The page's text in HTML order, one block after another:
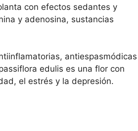
con efectos sedantes y
y adenosina, sustancias
antiespasmódicas
edulis es una flor con
el estrés y la depresión.